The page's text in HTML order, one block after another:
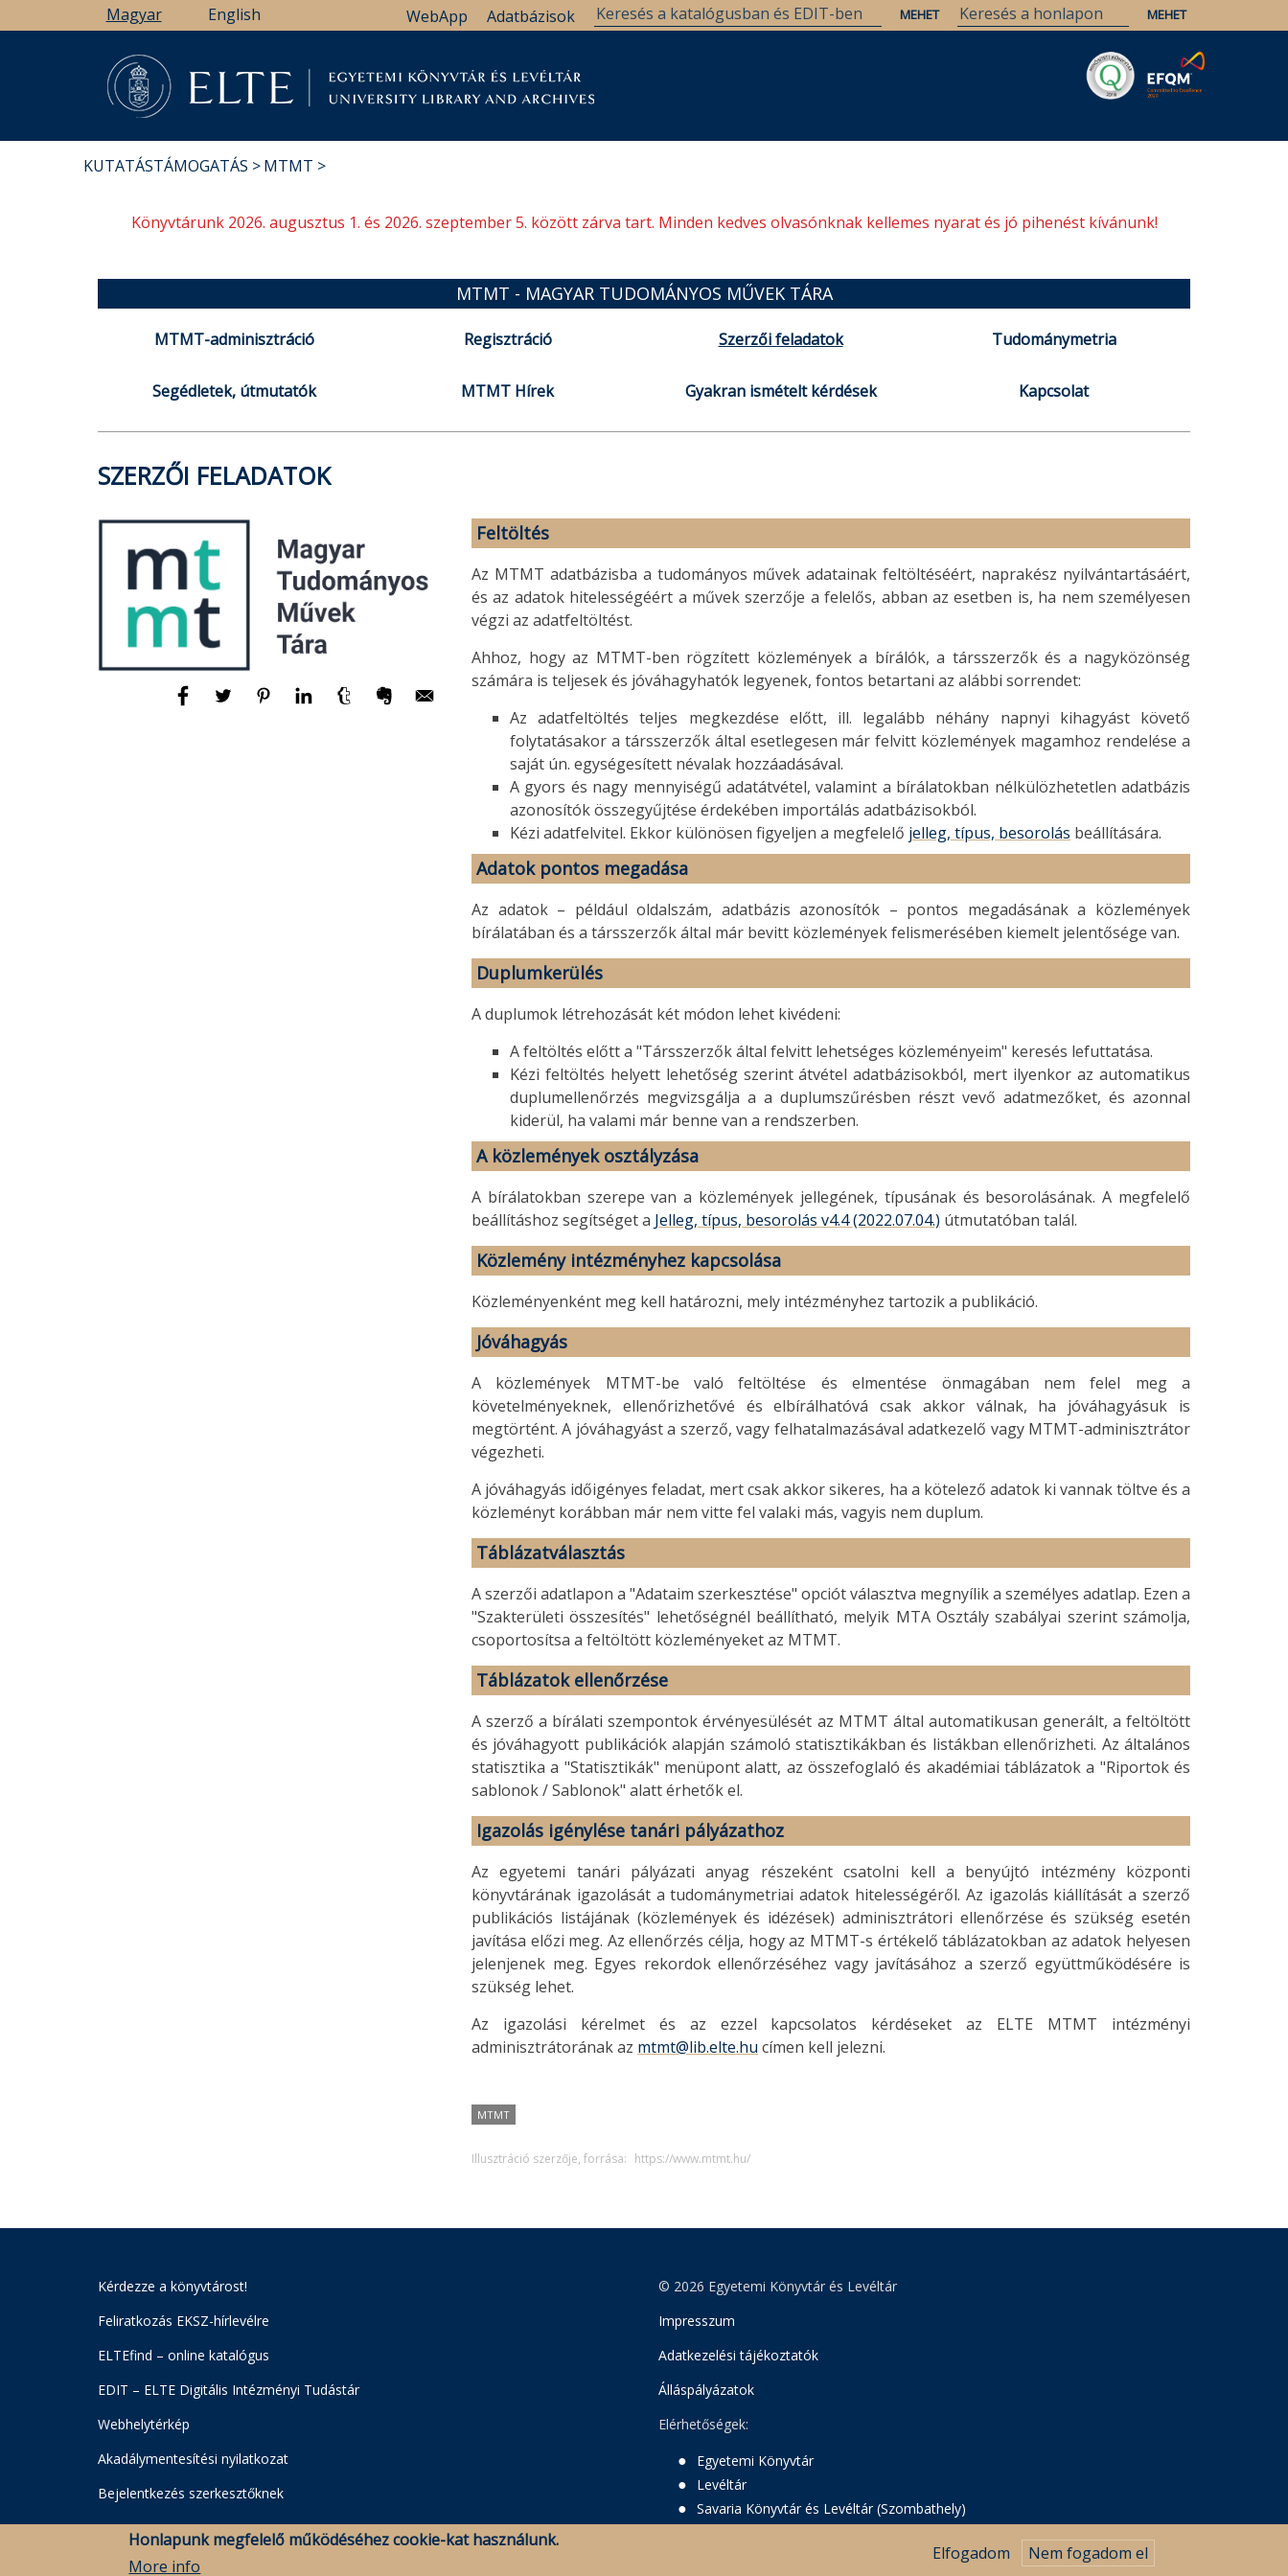
a
Magyar English Adatbázisok
WebApp
KUTATÁSTÁMOGATÁS MTMT
Könyvtárunk 2026. augusztus 1. és 2026. szeptember 5. között zárva tart. Minden kedves olvasónknak kellemes nyarat és jó pihenést kívánunk!
MTMT - MAGYAR TUDOMÁNYOS MŰVEK TÁRA
MTMT-adminisztráció Regisztráció Szerzői feladatok Tudománymetria
Segédletek, útmutatók MTMT Hírek Gyakran ismételt kérdések Kapcsolat
SZERZŐI FELADATOK
Feltöltés
Az MTMT adatbázisba a tudományos művek adatainak feltöltéséért, naprakész nyilvántartásáért,
és az adatok hitelességéért a művek szerzője a felelős, abban az esetben is, ha nem személyesen
végzi az adatfeltöltést.
Ahhoz, hogy az MTMT-ben rögzített közlemények a bírálók, a társszerzők és a nagyközönség
számára is teljesek és jóváhagyhatók legyenek, fontos betartani az alábbi sorrendet:
Az adatfeltöltés teljes megkezdése előtt, ill. legalább néhány napnyi kihagyást követő
folytatásakor a társszerzők által esetlegesen már felvitt közlemények magamhoz rendelése a
saját ún. egységesített névalak hozzáadásával.
A gyors és nagy mennyiségű adatátvétel, valamint a bírálatokban nélkülözhetetlen adatbázis
azonosítók összegyűjtése érdekében importálás adatbázisokból.
Kézi adatfelvitel. Ekkor különösen figyeljen a megfelelő jelleg, típus, besorolás beállítására.
Adatok pontos megadása
Az adatok – például oldalszám, adatbázis azonosítók – pontos megadásának a közlemények
bírálatában és a társszerzők által már bevitt közlemények felismerésében kiemelt jelentősége van.
Duplumkerülés
A duplumok létrehozását két módon lehet kivédeni:
A feltöltés előtt a "Társszerzők által felvitt lehetséges közleményeim" keresés lefuttatása.
Kézi feltöltés helyett lehetőség szerint átvétel adatbázisokból, mert ilyenkor az automatikus
duplumellenőrzés megvizsgálja a a duplumszűrésben részt vevő adatmezőket, és azonnal
kiderül, ha valami már benne van a rendszerben.
A közlemények osztályzása
A bírálatokban szerepe van a közlemények jellegének, típusának és besorolásának. A megfelelő
beállításhoz segítséget a Jelleg, típus, besorolás v4.4 (2022.07.04.) útmutatóban talál.
Közlemény intézményhez kapcsolása
Közleményenként meg kell határozni, mely intézményhez tartozik a publikáció.
Jóváhagyás
A közlemények MTMT-be való feltöltése és elmentése önmagában nem felel meg a
követelményeknek, ellenőrizhetővé és elbírálhatóvá csak akkor válnak, ha jóváhagyásuk is
megtörtént. A jóváhagyást a szerző, vagy felhatalmazásával adatkezelő vagy MTMT-adminisztrátor
végezheti.
A jóváhagyás időigényes feladat, mert csak akkor sikeres, ha a kötelező adatok ki vannak töltve és a
közleményt korábban már nem vitte fel valaki más, vagyis nem duplum.
Táblázatválasztás
A szerzői adatlapon a "Adataim szerkesztése" opciót választva megnyílik a személyes adatlap. Ezen a
"Szakterületi összesítés" lehetőségnél beállítható, melyik MTA Osztály szabályai szerint számolja,
csoportosítsa a feltöltött közleményeket az MTMT.
Táblázatok ellenőrzése
A szerző a bírálati szempontok érvényesülését az MTMT által automatikusan generált, a feltöltött
és jóváhagyott publikációk alapján számoló statisztikákban és listákban ellenőrizheti. Az általános
statisztika a "Statisztikák" menüpont alatt, az összefoglaló és akadémiai táblázatok a "Riportok és
sablonok / Sablonok" alatt érhetők el.
Igazolás igénylése tanári pályázathoz
Az egyetemi tanári pályázati anyag részeként csatolni kell a benyújtó intézmény központi
könyvtárának igazolását a tudománymetriai adatok hitelességéről. Az igazolás kiállítását a szerző
publikációs listájának (közlemények és idézések) adminisztrátori ellenőrzése és szükség esetén
javítása előzi meg. Az ellenőrzés célja, hogy az MTMT-s értékelő táblázatokban az adatok helyesen
jelenjenek meg. Egyes rekordok ellenőrzéséhez vagy javításához a szerző együttműködésére is
szükség lehet.
Az igazolási kérelmet és az ezzel kapcsolatos kérdéseket az ELTE MTMT intézményi
adminisztrátorának az mtmt@lib.elte.hu címen kell jelezni.
MTMT
Illusztráció szerzője, forrása: https://www.mtmt.hu/
Kérdezze a könyvtárost!
Feliratkozás EKSZ-hírlevélre
ELTEfind – online katalógus
EDIT – ELTE Digitális Intézményi Tudástár
Webhelytérkép
Akadálymentesítési nyilatkozat
Bejelentkezés szerkesztőknek
© 2026 Egyetemi Könyvtár és Levéltár
Impresszum
Adatkezelési tájékoztatók
Álláspályázatok
Elérhetőségek:
Egyetemi Könyvtár
Levéltár
Savaria Könyvtár és Levéltár (Szombathely)
Honlapunk megfelelő működéséhez cookie-kat használunk.
More info
Elfogadom Nem fogadom el